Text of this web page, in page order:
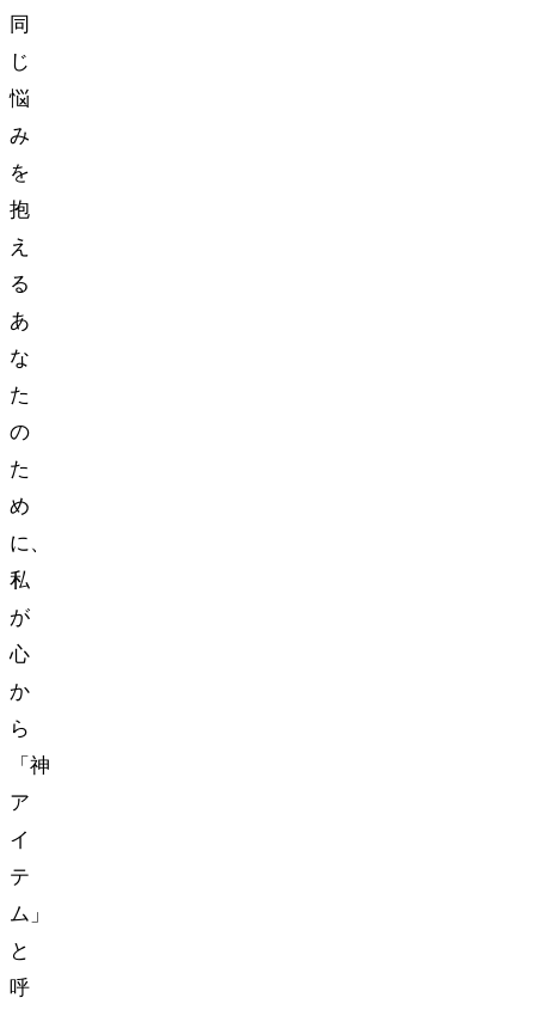
同
じ
悩
み
を
抱
え
る
あ
な
た
の
た
め
に、
私
が
心
か
ら
「神
ア
イ
テ
ム」
と
呼